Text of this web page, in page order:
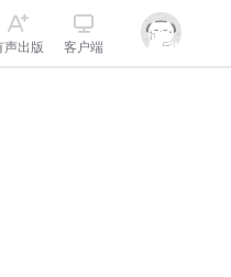
声出版 客户端